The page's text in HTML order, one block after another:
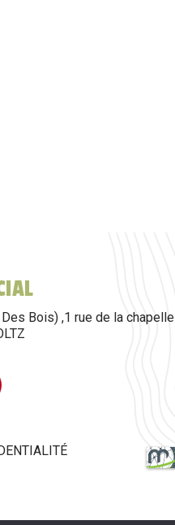
Bois) ,1 rue de la chapelle